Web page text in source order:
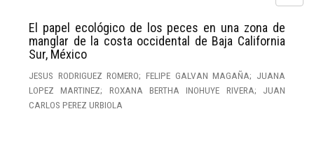
El papel ecológico de los peces en una zona de
manglar de la costa occidental de Baja California
Sur, México
JESUS RODRIGUEZ ROMERO; FELIPE GALVAN MAGAÑA; JUANA
LOPEZ MARTINEZ; ROXANA BERTHA INOHUYE RIVERA; JUAN
CARLOS PEREZ URBIOLA